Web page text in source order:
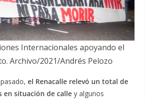
Internacionales apoyando el
Archivo/2021/Andrés Pelozo
el Renacalle relevó un total de
en situación de calle y algunos